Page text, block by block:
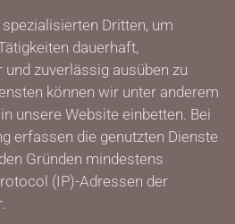
Dritten, um
dauerhaft,
zuverlässig ausüben zu
können wir unter anderem
unsere Website einbetten. Bei
erfassen die genutzten Dienste
Gründen mindestens
(IP)-Adressen der